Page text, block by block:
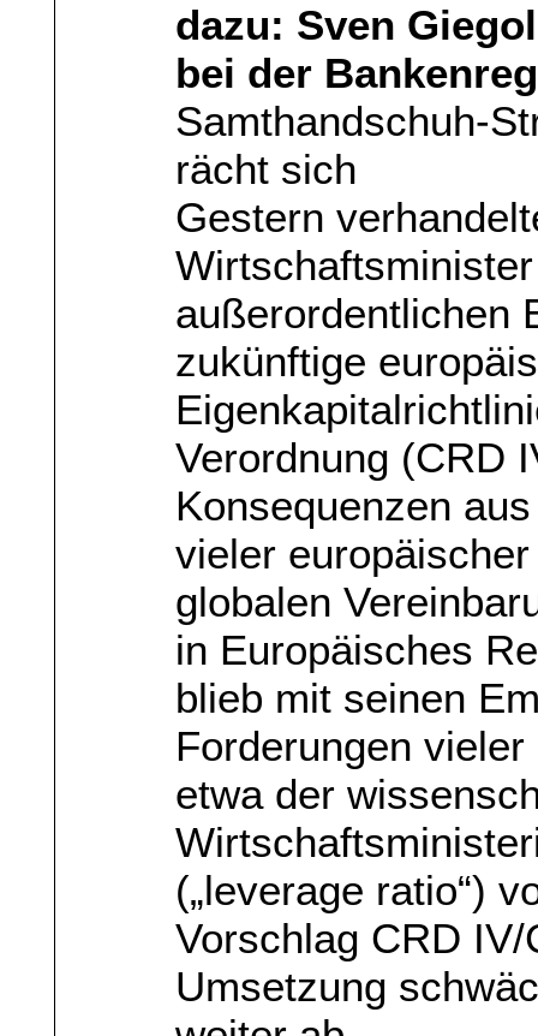
dazu: Sven
bei der
Samthandschuh-
rächt sich
Gestern
außerordentlichen
zukünftige
Verordnung (CRD
Konsequenzen
vieler
globalen
in Europäisches
blieb mit seinen
Forderungen
etwa der
(„leverage ratio“)
Vorschlag CRD
Umsetzung